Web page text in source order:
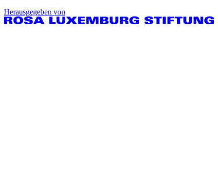
Herausgegeben von